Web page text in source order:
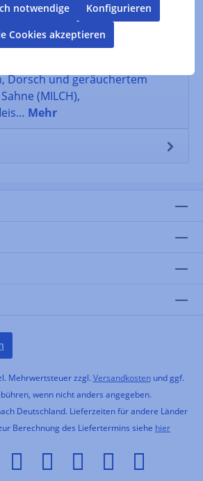
Dorsch und geräuchertem
(MILCH),
Mehr
Mehrwertsteuer zzgl. Versandkostenund ggf.
wenn nicht anders angegeben.
Deutschland. Lieferzeiten für andere Länder
Berechnung des Liefertermins siehe hier
notwendige
Konfigurieren
Cookies akzeptieren